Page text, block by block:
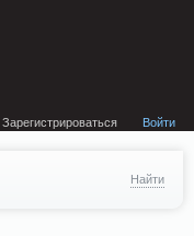
Зарегистрироваться Войти
Найти